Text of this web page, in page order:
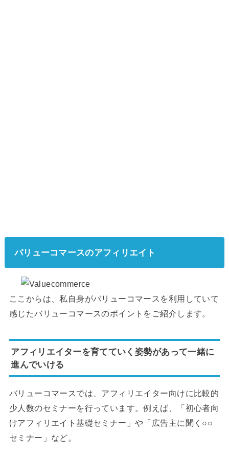
バリューコマースのアフィリエイト
ここからは、私自身がバリューコマースを利用していて
感じたバリューコマースのポイントをご紹介します。
アフィリエイターを育てていく姿勢があって一緒に
進んでいける
バリューコマースでは、アフィリエイター向けに比較的
少人数のセミナーを行っています。例えば、「初心者向
けアフィリエイト基礎セミナー」や「広告主に聞く○○
セミナー」など。